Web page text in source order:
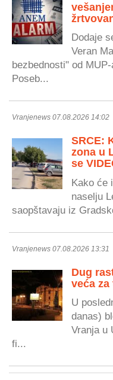
Dodaje
Veran
bezbednosti" od
Poseb...
Vranjenews 07.08.2026 14:02
SRCE:
zona u
se
Kako će
naselju
saopštavaju iz
Vranjenews 07.08.2026 13:31
Dug
veća
U
danas)
Vranja u
fi...